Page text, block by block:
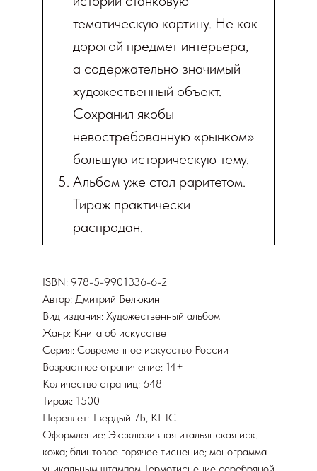
тематическую картину. Не как
дорогой предмет интерьера,
а содержательно значимый
художественный объект.
Сохранил якобы
невостребованную «рынком»
большую историческую тему.
Альбом уже стал раритетом.
Тираж практически
распродан.
ISBN: 978-5-9901336-6-2
Автор: Дмитрий Белюкин
Вид издания: Художественный альбом
Жанр: Книга об искусстве
Серия: Современное искусство России
Возрастное ограничение: 14+
Количество страниц: 648
Тираж: 1500
Переплет: Твердый 7Б, КШС
Оформление: Эксклюзивная итальянская иск.
кожа; блинтовое горячее тиснение; монограмма